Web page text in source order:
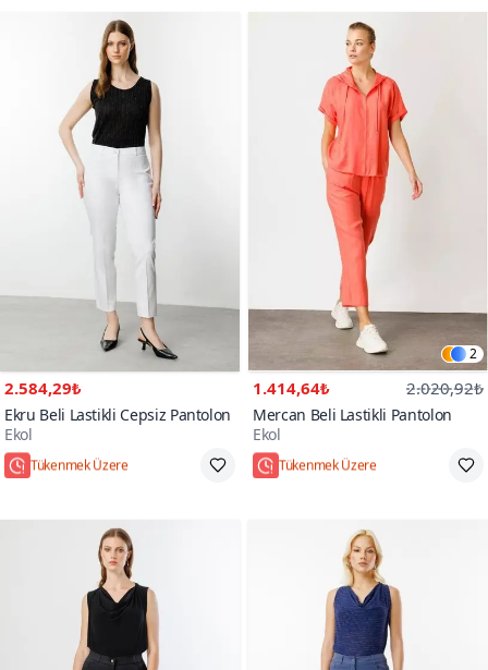
2.584,29₺
Ekru Beli Lastikli Cepsiz Pantolon
Ekol
Tükenmek Üzere
2
1.414,64₺ 2.020,92₺
Mercan Beli Lastikli Pantolon
Ekol
Tükenmek Üzere